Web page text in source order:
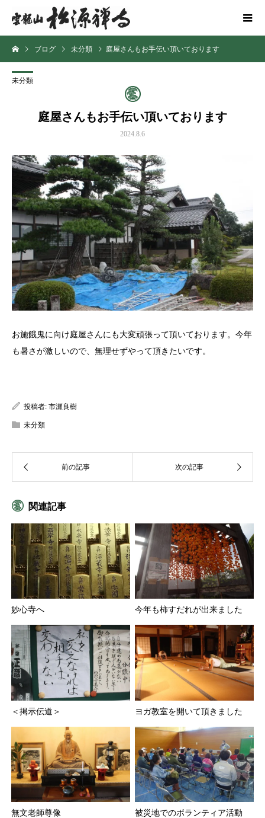
ブログ 未分類 庭屋さんもお手伝い頂いております
未分類
庭屋さんもお手伝い頂いております
2024.8.6
お施餓鬼に向け庭屋さんにも大変頑張って頂いております。今年
も暑さが激しいので、無理せずやって頂きたいです。
投稿者: 市瀬良樹
未分類
関連記事
妙心寺へ 今年も柿すだれが出来ました
＜掲示伝道＞ ヨガ教室を開いて頂きました
無文老師尊像 被災地でのボランティア活動